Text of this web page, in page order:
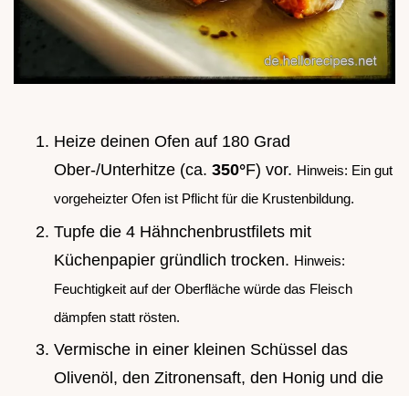
Heize deinen Ofen auf 180 Grad
Ober-/Unterhitze (ca. 350°F) vor. Hinweis: Ein gut
vorgeheizter Ofen ist Pflicht für die Krustenbildung.
Tupfe die 4 Hähnchenbrustfilets mit
Küchenpapier gründlich trocken. Hinweis:
Feuchtigkeit auf der Oberfläche würde das Fleisch
dämpfen statt rösten.
Vermische in einer kleinen Schüssel das
Olivenöl, den Zitronensaft, den Honig und die